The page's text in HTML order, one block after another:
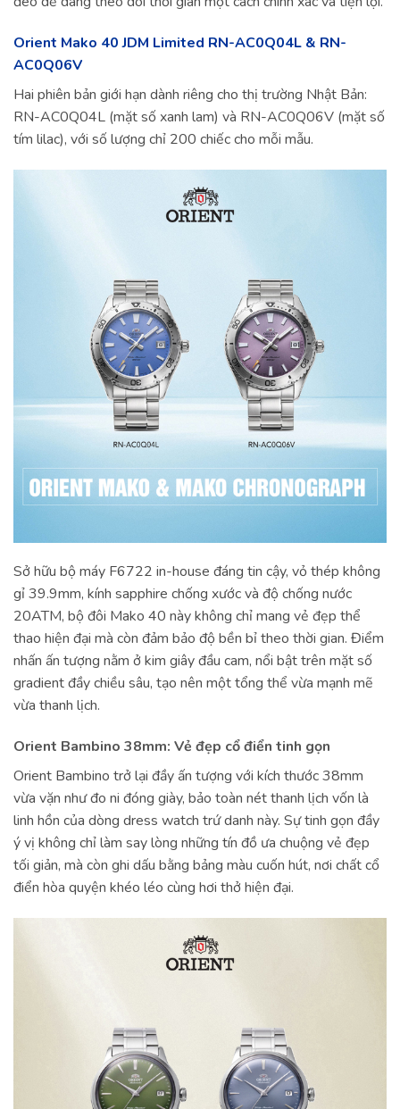
Orient Mako 40 JDM Limited RN-AC0Q04L & RN-
AC0Q06V
Hai phiên bản giới hạn dành riêng cho thị trường Nhật Bản:
RN-AC0Q04L (mặt số xanh lam) và RN-AC0Q06V (mặt số
tím lilac), với số lượng chỉ 200 chiếc cho mỗi mẫu.
Sở hữu bộ máy F6722 in-house đáng tin cậy, vỏ thép không
gỉ 39.9mm, kính sapphire chống xước và độ chống nước
20ATM, bộ đôi Mako 40 này không chỉ mang vẻ đẹp thể
thao hiện đại mà còn đảm bảo độ bền bỉ theo thời gian. Điểm
nhấn ấn tượng nằm ở kim giây đầu cam, nổi bật trên mặt số
gradient đầy chiều sâu, tạo nên một tổng thể vừa mạnh mẽ
vừa thanh lịch.
Orient Bambino 38mm: Vẻ đẹp cổ điển tinh gọn
Orient Bambino trở lại đầy ấn tượng với kích thước 38mm
vừa vặn như đo ni đóng giày, bảo toàn nét thanh lịch vốn là
linh hồn của dòng dress watch trứ danh này. Sự tinh gọn đầy
ý vị không chỉ làm say lòng những tín đồ ưa chuộng vẻ đẹp
tối giản, mà còn ghi dấu bằng bảng màu cuốn hút, nơi chất cổ
điển hòa quyện khéo léo cùng hơi thở hiện đại.